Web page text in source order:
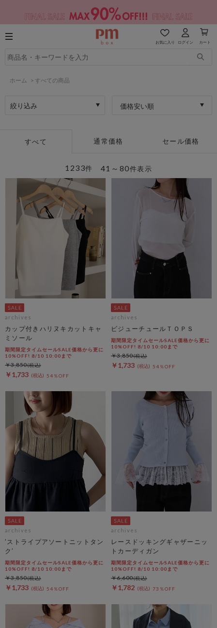
お気に入り ログイン カート
ホーム > すべての商品
絞り込み 価格安い順
すべて 通常価格 セール価格
41～80件表示
1233件
archives
カップ付きハリヌキカットキャ
ミソール
期間限定タイムセールSALE価格から更に
10%OFF! 8/10 10:00まで
￥1,733 54％OFF
￥3,850
archives
ビジューチュールＴＯＰＳ
期間限定タイムセールSALE価格から更に
10%OFF! 8/10 10:00まで
￥1,733 54％OFF
￥3,850
archives
’ストライプアソートニットタン
ク’
期間限定タイムセールSALE価格から更に
10%OFF! 8/10 10:00まで
￥1,733 54％OFF
￥3,850
archives
レースドッキングギャザーニッ
トカーディガン
期間限定タイムセールSALE価格から更に
10%OFF! 8/10 10:00まで
￥1,782 73％OFF
￥6,600